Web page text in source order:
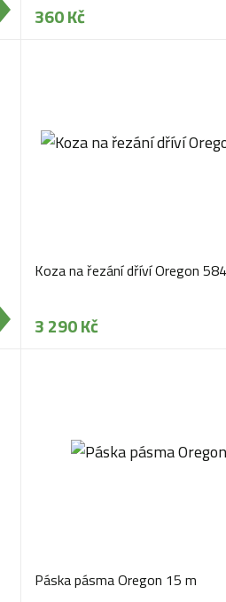
360 Kč
Koza na řezání dříví Oregon
3 290 Kč
Páska pásma Oregon 15 m